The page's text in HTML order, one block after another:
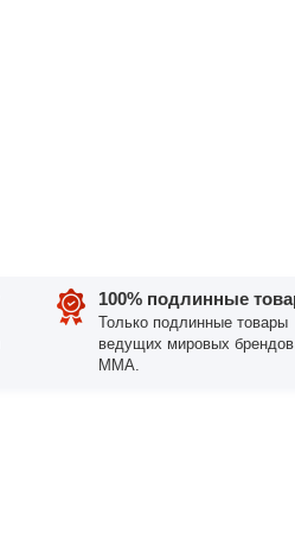
100% подлинные
Только подлинные товары
ведущих мировых брендов
ММА.